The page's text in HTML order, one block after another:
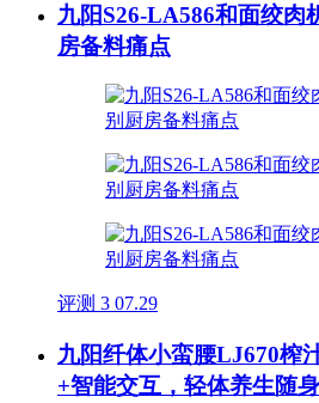
九阳S26-LA586和面绞肉
房备料痛点
评测 3 07.29
九阳纤体小蛮腰LJ670榨
+智能交互，轻体养生随